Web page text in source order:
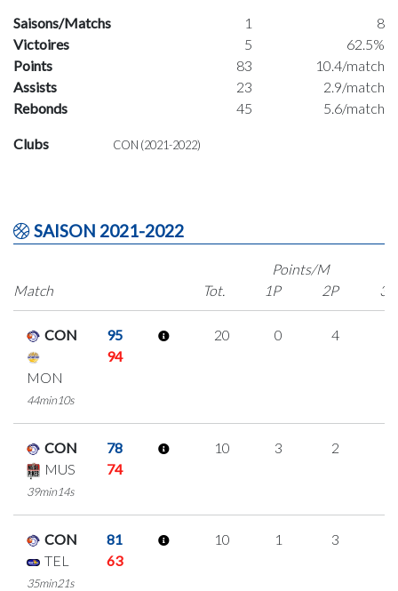
Saisons/Matchs 1
8
Victoires
5
62.5%
Points
83
10.4/match
Assists
23
2.9/match
Rebonds
45 5.6/match
Clubs CON (2021-2022)
SAISON 2021-2022
Match
Points/M
Tot.
1P 2P 3P
CON 95
MON
94
44min10s
20 0 4
CON
78
MUS
74
39min14s
10 3 2
CON
81
TEL
63
35min21s
10 1 3